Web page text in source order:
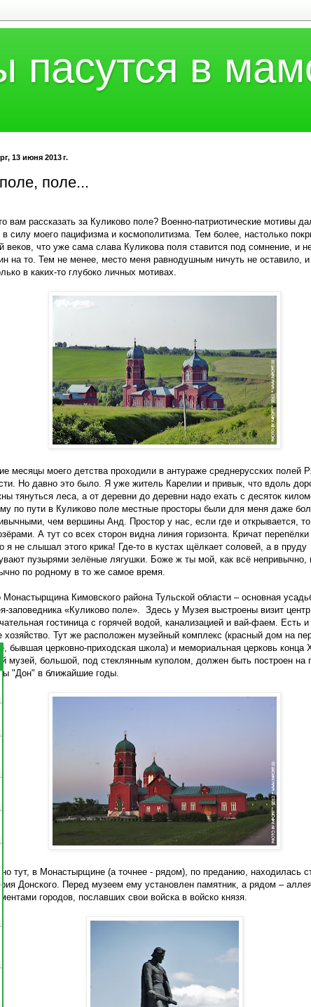
пасутся в
13 июня 2013 г.
поле...
вам рассказать за Куликово поле? Военно-патриотические мотивы
силу моего пацифизма и космополитизма. Тем более, настолько
веков, что уже сама слава Куликова поля ставится под сомнение, и
на то. Тем не менее, место меня равнодушным ничуть не оставило,
в каких-то глубоко личных мотивах.
месяцы моего детства проходили в антураже среднерусских полей
Но давно это было. Я уже житель Карелии и привык, что вдоль
тянуться леса, а от деревни до деревни надо ехать с десяток
по пути в Куликово поле местные просторы были для меня даже
чем вершины Анд. Простор у нас, если где и открывается, то
А тут со всех сторон видна линия горизонта. Кричат перепёлки
я не слышал этого крика! Где-то в кустах щёлкает соловей, а в пруду
пузырями зелёные лягушки. Боже ж ты мой, как всё непривычно,
по родному в то же самое время.
Кимовского района Тульской области – основная
заповедника «Куликово поле».
Здесь у Музея выстроены визит
гостиница с горячей водой, канализацией и вай-фаем. Есть
хозяйство. Тут же расположен музейный комплекс (красный дом на
бывшая церковно-приходская школа) и мемориальная церковь конца
музей, большой, под стеклянным куполом, должен быть построен на
"Дон" в ближайшие годы.
тут, в Монастырщине (а точнее - рядом), по преданию, находилась
Донского. Перед музеем ему установлен памятник, а рядом –
городов, пославших свои войска в войско князя.